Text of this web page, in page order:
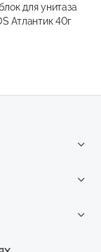
для унитаза
Атлантик 40г